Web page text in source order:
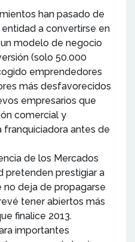
han pasado de
a convertirse en
modelo de negocio
(solo 50.000
emprendedores
más desfavorecidos
empresarios que
comercial y
antes de
de los Mercados
pretenden prestigiar a
no deja de propagarse
tener abiertos más
finalice 2013.
importantes